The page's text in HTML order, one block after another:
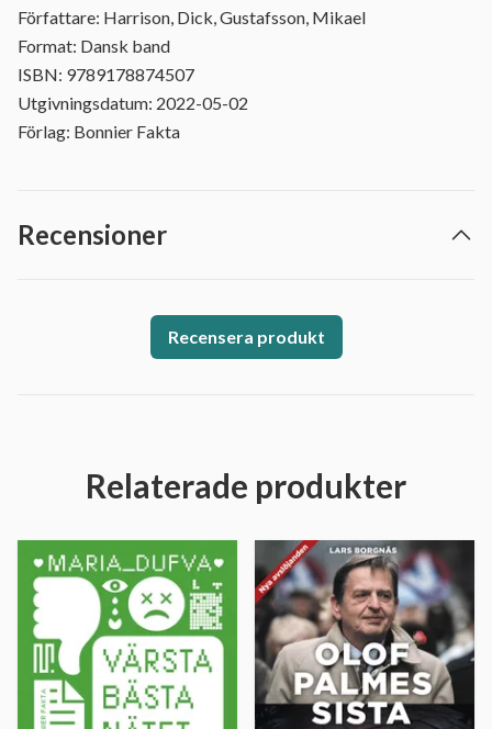
Författare: Harrison, Dick, Gustafsson, Mikael
Format: Dansk band
ISBN: 9789178874507
Utgivningsdatum: 2022-05-02
Förlag: Bonnier Fakta
Recensioner
Recensera produkt
Relaterade produkter